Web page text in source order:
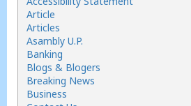
Article
Articles
Asambly U.P.
Banking
Blogs & Blogers
Breaking News
Business